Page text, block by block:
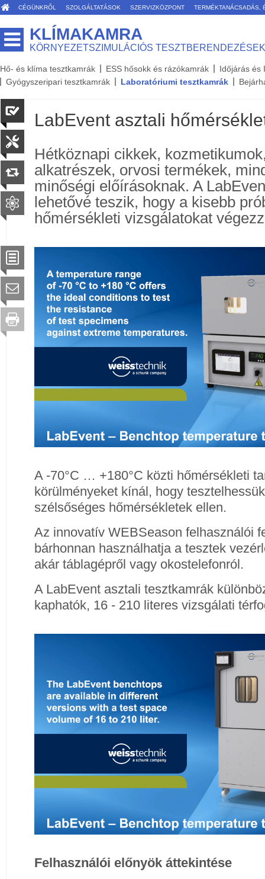
CÉGÜNKRŐL SZOLGÁLTATÁSOK SZERVIZKÖZPONT TERMÉKTANÁCSADÁS,
KLÍMAKAMRA
KÖRNYEZETSZIMULÁCIÓS TESZTBERENDEZÉSEK
Hő- és klíma tesztkamrák ESS hősokk és rázókamrák
Időjárás és
Gyógyszeripari tesztkamrák
Laboratóriumi tesztkamrák
LabEvent asztali
Hétköznapi cikkek,
alkatrészek, orvosi termékek,
minőségi előírásoknak. A
lehetővé teszik, hogy a kisebb
hőmérsékleti vizsgálatokat
A -70°C … +180°C közti hőmérsékleti
körülményeket kínál, hogy
szélsőséges hőmérsékletek ellen.
Az innovatív WEBSeason felhasználói
bárhonnan használhatja a tesztek
akár táblagépről vagy okostelefonról.
A LabEvent asztali tesztkamrák
kaphatók, 16 - 210 literes vizsgálati
Felhasználói előnyök áttekintése